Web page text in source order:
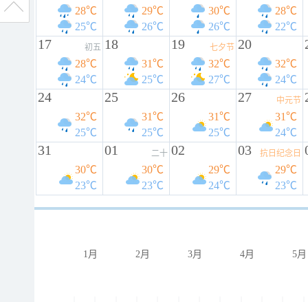
28℃
25℃
29℃
26℃
30℃
26℃
28℃
22℃
17 初五
28℃
24℃
18
31℃
25℃
19 七夕节
32℃
27℃
20
32℃
24℃
24
32℃
25℃
25
31℃
25℃
26
31℃
25℃
27 中元节
31℃
24℃
31
30℃
23℃
01 二十
30℃
23℃
02
29℃
24℃
03 抗日纪念日
29℃
23℃
1月 2月 3月 4月 5月